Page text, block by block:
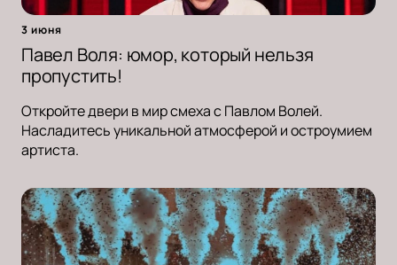
3 июня
Павел Воля: юмор, который нельзя
пропустить!
Откройте двери в мир смеха с Павлом Волей.
Насладитесь уникальной атмосферой и остроумием
артиста.